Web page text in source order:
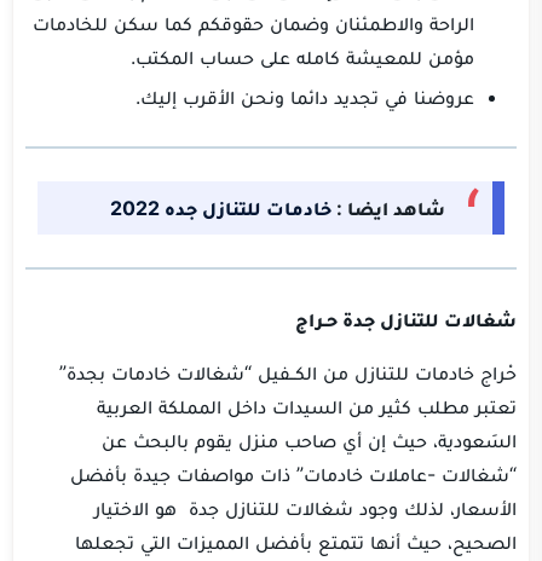
الراحة والاطمئنان وضمان حقوقكم كما سكن للخادمات
مؤمن للمعيشة كامله على حساب المكتب.
عروضنا في تجديد دائما ونحن الأقرب إليك.
شاهد ايضا : خادمات للتنازل جده 2022
شغالات للتنازل جدة حـراج
حْراج خادمات للتنازل من الكــفيل “شغالات خادمات بجدة”
تعتبر مطلب كثير من السيدات داخل المملكة العربية
السَعودية، حيث إن أي صاحب منزل يقوم بالبحث عن
“شغالات -عاملات خادمات” ذات مواصفات جيدة بأفضل
الأسعار، لذلك وجود شغالات للتنازل جدة هو الاختيار
الصحيح، حيث أنها تتمتع بأفضل المميزات التي تجعلها